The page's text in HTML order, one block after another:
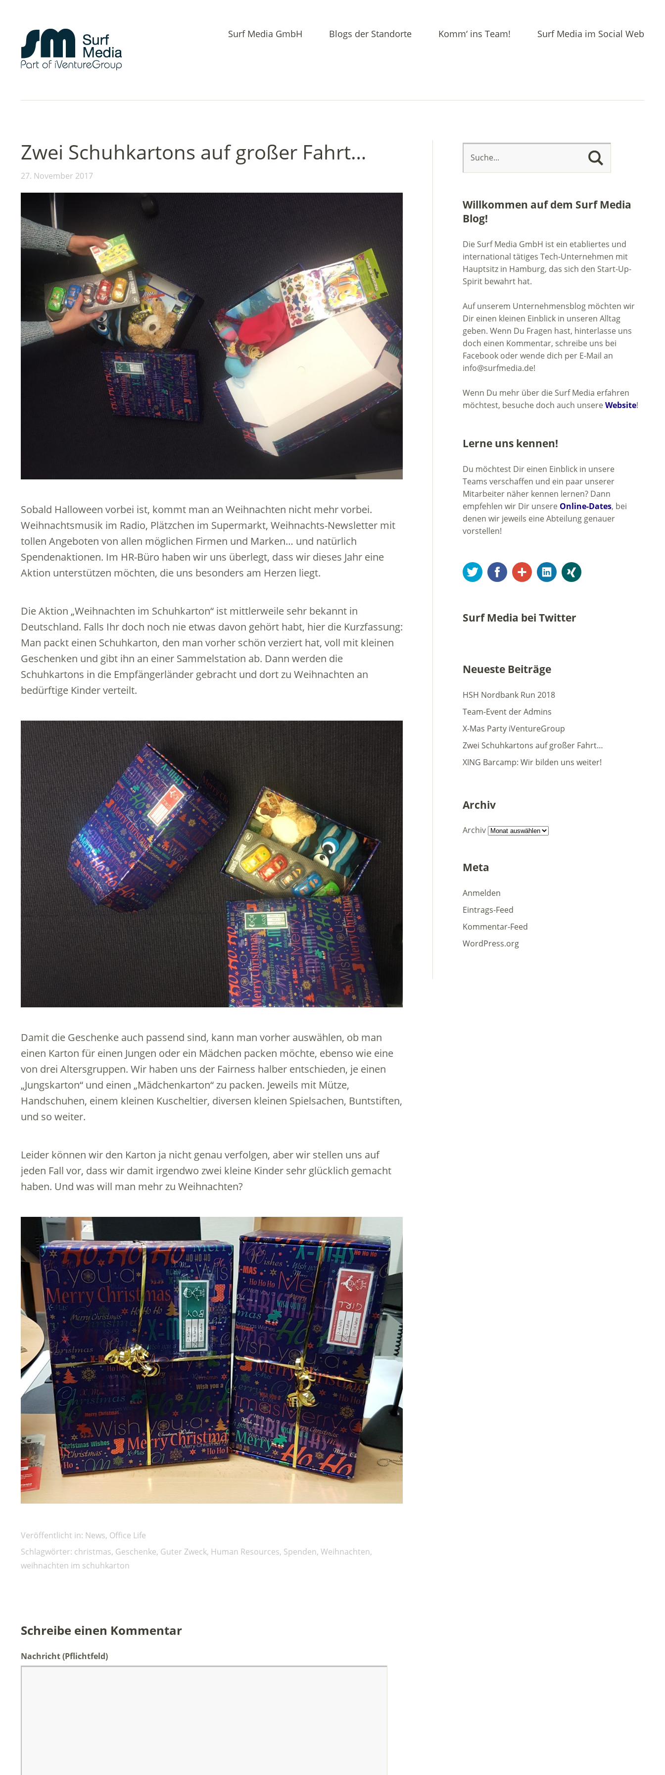
Surf Media GmbH Blogs der Standorte Komm‘ ins Team! Surf Media im Social Web
Zwei Schuhkartons auf großer Fahrt…
27. November 2017
Sobald Halloween vorbei ist, kommt man an Weihnachten nicht mehr vorbei.
Weihnachtsmusik im Radio, Plätzchen im Supermarkt, Weihnachts-Newsletter mit
tollen Angeboten von allen möglichen Firmen und Marken… und natürlich
Spendenaktionen. Im HR-Büro haben wir uns überlegt, dass wir dieses Jahr eine
Aktion unterstützen möchten, die uns besonders am Herzen liegt.
Die Aktion „Weihnachten im Schuhkarton“ ist mittlerweile sehr bekannt in
Deutschland. Falls Ihr doch noch nie etwas davon gehört habt, hier die Kurzfassung:
Man packt einen Schuhkarton, den man vorher schön verziert hat, voll mit kleinen
Geschenken und gibt ihn an einer Sammelstation ab. Dann werden die
Schuhkartons in die Empfängerländer gebracht und dort zu Weihnachten an
bedürftige Kinder verteilt.
Damit die Geschenke auch passend sind, kann man vorher auswählen, ob man
einen Karton für einen Jungen oder ein Mädchen packen möchte, ebenso wie eine
von drei Altersgruppen. Wir haben uns der Fairness halber entschieden, je einen
„Jungskarton“ und einen „Mädchenkarton“ zu packen. Jeweils mit Mütze,
Handschuhen, einem kleinen Kuscheltier, diversen kleinen Spielsachen, Buntstiften,
und so weiter.
Leider können wir den Karton ja nicht genau verfolgen, aber wir stellen uns auf
jeden Fall vor, dass wir damit irgendwo zwei kleine Kinder sehr glücklich gemacht
haben. Und was will man mehr zu Weihnachten?
Veröffentlicht in: News, Office Life
Schlagwörter: christmas, Geschenke, Guter Zweck, Human Resources, Spenden, Weihnachten,
weihnachten im schuhkarton
Schreibe einen Kommentar
Nachricht(Pflichtfeld)
Willkommen auf dem Surf Media
Blog!
Die Surf Media GmbH ist ein etabliertes und
international tätiges Tech-Unternehmen mit
Hauptsitz in Hamburg, das sich den Start-Up-
Spirit bewahrt hat.
Auf unserem Unternehmensblog möchten wir
Dir einen kleinen Einblick in unseren Alltag
geben. Wenn Du Fragen hast, hinterlasse uns
doch einen Kommentar, schreibe uns bei
Facebook oder wende dich per E-Mail an
info@surfmedia.de!
Wenn Du mehr über die Surf Media erfahren
möchtest, besuche doch auch unsereWebsite!
Lerne uns kennen!
Du möchtest Dir einen Einblick in unsere
Teams verschaffen und ein paar unserer
Mitarbeiter näher kennen lernen? Dann
empfehlen wir Dir unsere Online-Dates, bei
denen wir jeweils eine Abteilung genauer
vorstellen!
TwitterFacebookGoogle+LinkedInXing
Surf Media bei Twitter
Neueste Beiträge
HSH Nordbank Run 2018
Team-Event der Admins
X-Mas Party iVentureGroup
Zwei Schuhkartons auf großer Fahrt…
XING Barcamp: Wir bilden uns weiter!
Archiv
Archiv
Meta
Anmelden
Eintrags-Feed
Kommentar-Feed
WordPress.org